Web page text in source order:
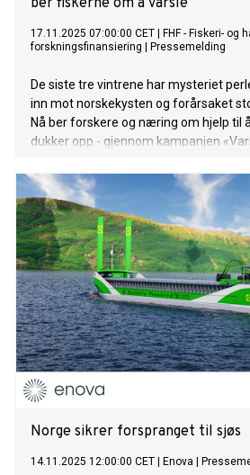
ber fiskerne om å varsle
17.11.2025 07:00:00 CET
FHF - Fiskeri- og
forskningsfinansiering
Pressemelding
De siste tre vintrene har mysteriet
inn mot norskekysten og forårsaket
Nå ber forskere og næring om hjelp til
dukker opp - gjennom kampanjen
Norge sikrer forspranget til sjøs
14.11.2025 12:00:00 CET Enova